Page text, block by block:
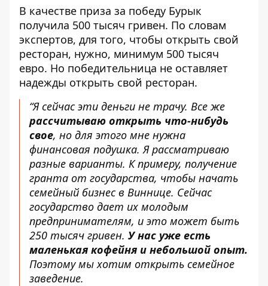
В качестве приза за победу Бурык
получила 500 тысяч гривен. По словам
экспертов, для того, чтобы открыть свой
ресторан, нужно, минимум 500 тысяч
евро. Но победительница не оставляет
надежды открыть свой ресторан.
“Я сейчас эти деньги не трачу. Все же
рассчитываю открыть что-нибудь
свое, но для этого мне нужна
финансовая подушка. Я рассматриваю
разные варианты. К примеру, получение
гранта от государства, чтобы начать
семейный бизнес в Виннице. Сейчас
государство дает их молодым
предпринимателям, и это может быть
250 тысяч гривен. У нас уже есть
маленькая кофейня и небольшой опыт.
Поэтому мы хотим открыть семейное
заведение.